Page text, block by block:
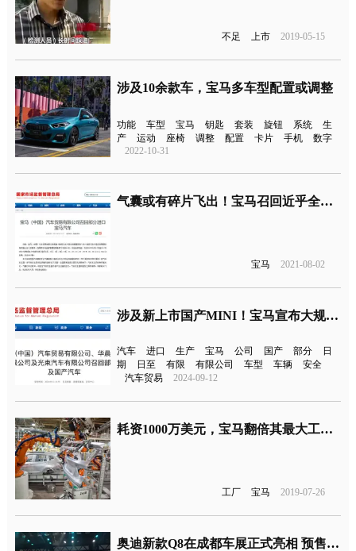
不足 上市 2019-05-15
涉及10余款车，宝马多车型配置或调整
功能 车型 宝马 钥匙 套装 旋钮 系统
生
产
运动 座椅 调整 配置 卡片 手机
数字
2022-10-31
气囊或有碎片飞出！宝马召回近乎全系进口车
宝马 2021-08-02
涉及新上市国产MINI！宝马宣布大规模召回
汽车 进口 生产 宝马 公司 国产 部分
日
期
日至 有限 有限公司 车型 车辆
安全
汽车贸易
2024-09-12
耗资1000万美元，宝马翻倍其最大工厂电池产能
工厂 宝马 2019-07-26
奥迪新款Q8在成都车展正式亮相 预售价77-102万元起